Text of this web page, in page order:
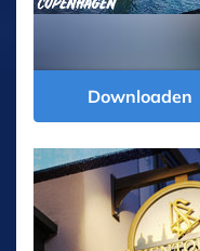
Downloaden